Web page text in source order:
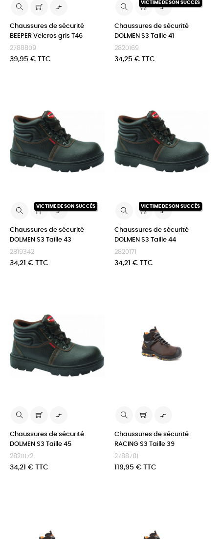

Chaussures de sécurité
BEEPER Velcros gris T46
2788809
Prix
39,95 € TTC
VICTIME DE SON SUCCÈS

Chaussures de sécurité
DOLMEN S3 Taille 41
2820169
Prix
34,25 € TTC
VICTIME DE SON SUCCÈS

Chaussures de sécurité
DOLMEN S3 Taille 43
2819342
Prix
34,21 € TTC
VICTIME DE SON SUCCÈS

Chaussures de sécurité
DOLMEN S3 Taille 44
2820171
Prix
34,21 € TTC

Chaussures de sécurité
DOLMEN S3 Taille 45
2820172
Prix
34,21 € TTC

Chaussures de sécurité
RACING S3 Taille 39
2788781
Prix
119,95 € TTC